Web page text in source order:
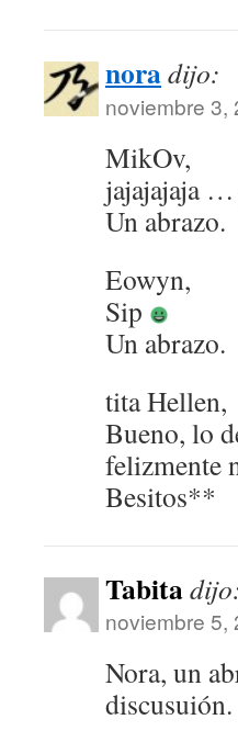
noradijo:
noviembre 3,
MikOv,
jajajajaja …
Un abrazo.
Eowyn,
Sip
Un abrazo.
tita Hellen,
Bueno, lo
felizmente
Besitos**
Tabita
noviembre 5,
Nora, un
discusuión.